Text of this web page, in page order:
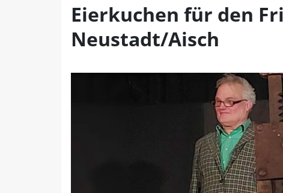
Eierkuchen für den
Neustadt/Aisch